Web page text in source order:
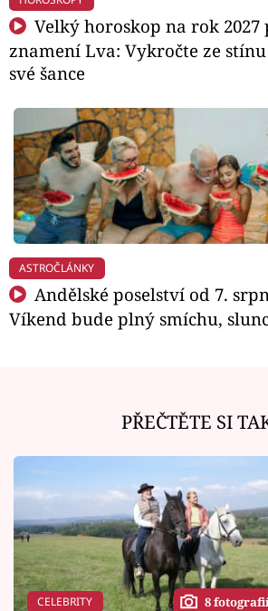
Velký horoskop na rok 2027
znamení Lva: Vykročte ze stínu
své šance
ASTROČLÁNKY
Andělské poselství od 7.
Víkend bude plný smíchu,
PŘEČTĚTE SI
CELEBRITY 8